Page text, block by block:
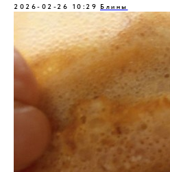
2026-02-26 10:29 Блины